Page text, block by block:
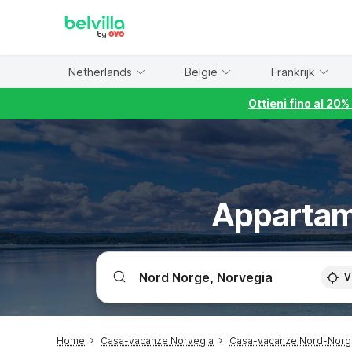
Netherlands België Frankrijk
Ottieni fino al
Home Casa-vacanze Norvegia Casa-vacanze Nord-